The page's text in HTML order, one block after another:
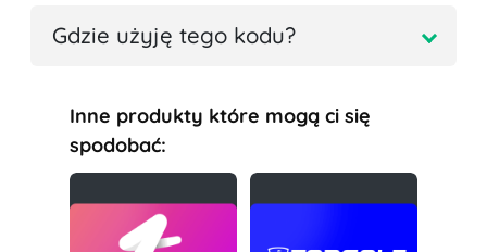
Gdzie użyję tego kodu?
Inne produkty które mogą ci się
spodobać: